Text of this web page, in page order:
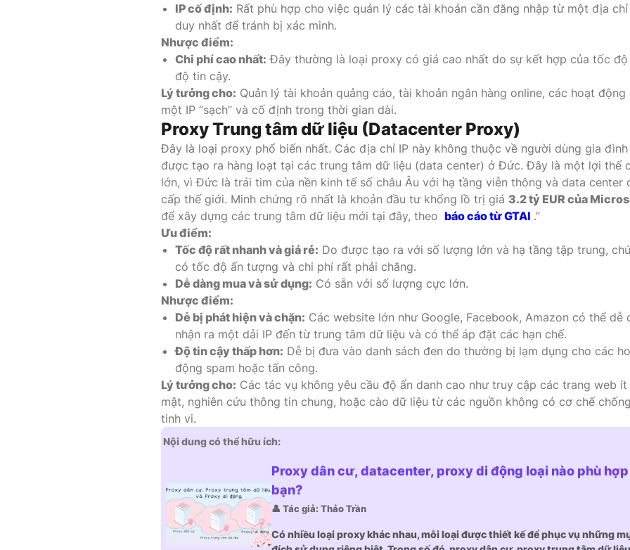
IP cố định: Rất phù hợp cho việc quản lý các tài khoản cần đăng nhập từ một địa chỉ
duy nhất để tránh bị xác minh.
Nhược điểm:
Chi phí cao nhất: Đây thường là loại proxy có giá cao nhất do sự kết hợp của tốc độ
độ tin cậy.
Lý tưởng cho: Quản lý tài khoản quảng cáo, tài khoản ngân hàng online, các hoạt động
một IP “sạch” và cố định trong thời gian dài.
Proxy Trung tâm dữ liệu (Datacenter Proxy)
Đây là loại proxy phổ biến nhất. Các địa chỉ IP này không thuộc về người dùng gia đình
được tạo ra hàng loạt tại các trung tâm dữ liệu (data center) ở Đức. Đây là một lợi thế
lớn, vì Đức là trái tim của nền kinh tế số châu Âu với hạ tầng viễn thông và data center
cấp thế giới. Minh chứng rõ nhất là khoản đầu tư khổng lồ trị giá 3.2 tỷ EUR của
để xây dựng các trung tâm dữ liệu mới tại đây, theo báo cáo từ GTAI .”
Ưu điểm:
Tốc độ rất nhanh và giá rẻ: Do được tạo ra với số lượng lớn và hạ tầng tập trung,
có tốc độ ấn tượng và chi phí rất phải chăng.
Dễ dàng mua và sử dụng: Có sẵn với số lượng cực lớn.
Nhược điểm:
Dễ bị phát hiện và chặn: Các website lớn như Google, Facebook, Amazon có thể dễ
nhận ra một dải IP đến từ trung tâm dữ liệu và có thể áp đặt các hạn chế.
Độ tin cậy thấp hơn: Dễ bị đưa vào danh sách đen do thường bị lạm dụng cho các
động spam hoặc tấn công.
Lý tưởng cho: Các tác vụ không yêu cầu độ ẩn danh cao như truy cập các trang web ít
mật, nghiên cứu thông tin chung, hoặc cào dữ liệu từ các nguồn không có cơ chế
tinh vi.
Nội dung có thể hữu ích:
Proxy dân cư, datacenter, proxy di động loại nào phù
bạn?
👤 Tác giả: Thảo Trần
Có nhiều loại proxy khác nhau, mỗi loại được thiết kế để phục vụ những